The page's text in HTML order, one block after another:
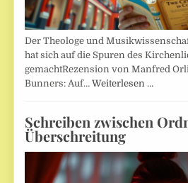
Der Theologe und
hat sich auf die Spuren des
gemachtRezension von Manfred
Bunners: Auf…Weiterlesen …
Schreiben zwischen
Überschreitung